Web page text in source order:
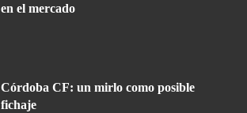
en el mercado
Córdoba CF: un mirlo como posible
fichaje